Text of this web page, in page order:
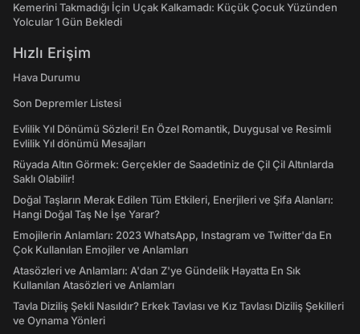
Kemerini Takmadığı İçin Uçak Kalkamadı: Küçük Çocuk Yüzünden
Yolcular 1 Gün Bekledi
Hızlı Erişim
Hava Durumu
Son Depremler Listesi
Evlilik Yıl Dönümü Sözleri! En Özel Romantik, Duygusal ve Resimli
Evlilik Yıl dönümü Mesajları
Rüyada Altın Görmek: Gerçekler de Saadetiniz de Çil Çil Altınlarda
Saklı Olabilir!
Doğal Taşların Merak Edilen Tüm Etkileri, Enerjileri ve Şifa Alanları:
Hangi Doğal Taş Ne İşe Yarar?
Emojilerin Anlamları: 2023 WhatsApp, Instagram ve Twitter'da En
Çok Kullanılan Emojiler ve Anlamları
Atasözleri ve Anlamları: A'dan Z'ye Gündelik Hayatta En Sık
Kullanılan Atasözleri ve Anlamları
Tavla Diziliş Şekli Nasıldır? Erkek Tavlası ve Kız Tavlası Diziliş Şekilleri
ve Oynama Yönleri